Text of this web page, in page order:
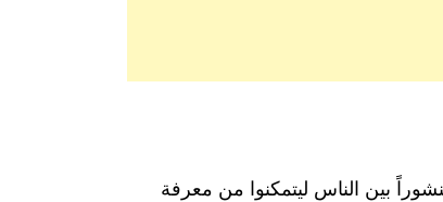
بين الناس ليتمكنوا من معرفة